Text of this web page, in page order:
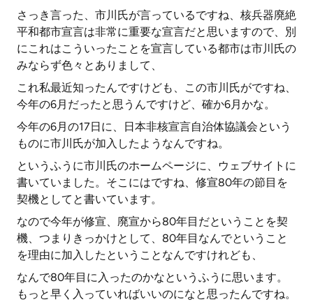
さっき言った、市川氏が言っているですね、核兵器廃絶
平和都市宣言は非常に重要な宣言だと思いますので、別
にこれはこういったことを宣言している都市は市川氏の
みならず色々とありまして、
これ私最近知ったんですけども、この市川氏がですね、
今年の6月だったと思うんですけど、確か6月かな。
今年の6月の17日に、日本非核宣言自治体協議会という
ものに市川氏が加入したようなんですね。
というふうに市川氏のホームページに、ウェブサイトに
書いていました。そこにはですね、修宣80年の節目を
契機としてと書いています。
なので今年が修宣、廃宣から80年目だということを契
機、つまりきっかけとして、80年目なんでということ
を理由に加入したということなんですけれども、
なんで80年目に入ったのかなというふうに思います。
もっと早く入っていればいいのになと思ったんですね。